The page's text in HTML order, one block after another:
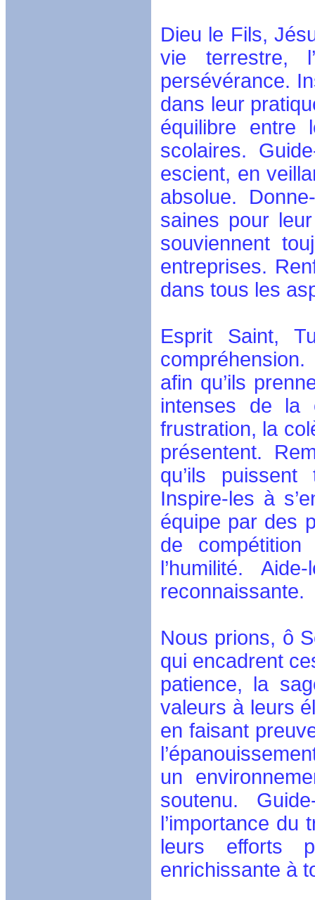
Dieu le Fils,
vie terrestre,
persévérance.
dans leur
équilibre entre
scolaires.
escient, en
absolue.
saines pour
souviennent
entreprises.
dans tous les
Esprit Saint,
afin qu’ils
intenses de la
frustration, la
présentent.
qu’ils
Inspire-les à
équipe par des
de
l’humilité.
reconnaissante.
Nous prions, ô
qui encadrent
patience, la
valeurs à leurs
en faisant
un
soutenu.
l’importance du
leurs efforts
enrichissante à